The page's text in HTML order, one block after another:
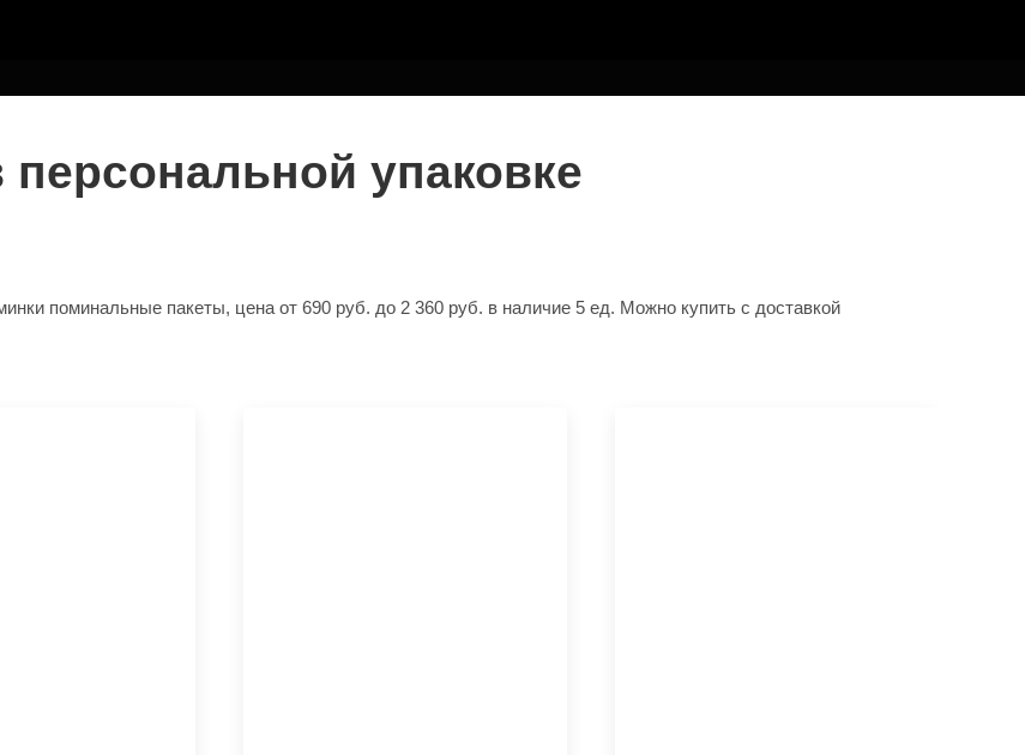
упаковке
поминальные пакеты, цена от 690 руб. до 2 360 руб. в наличие 5 ед. Можно купить с доставкой